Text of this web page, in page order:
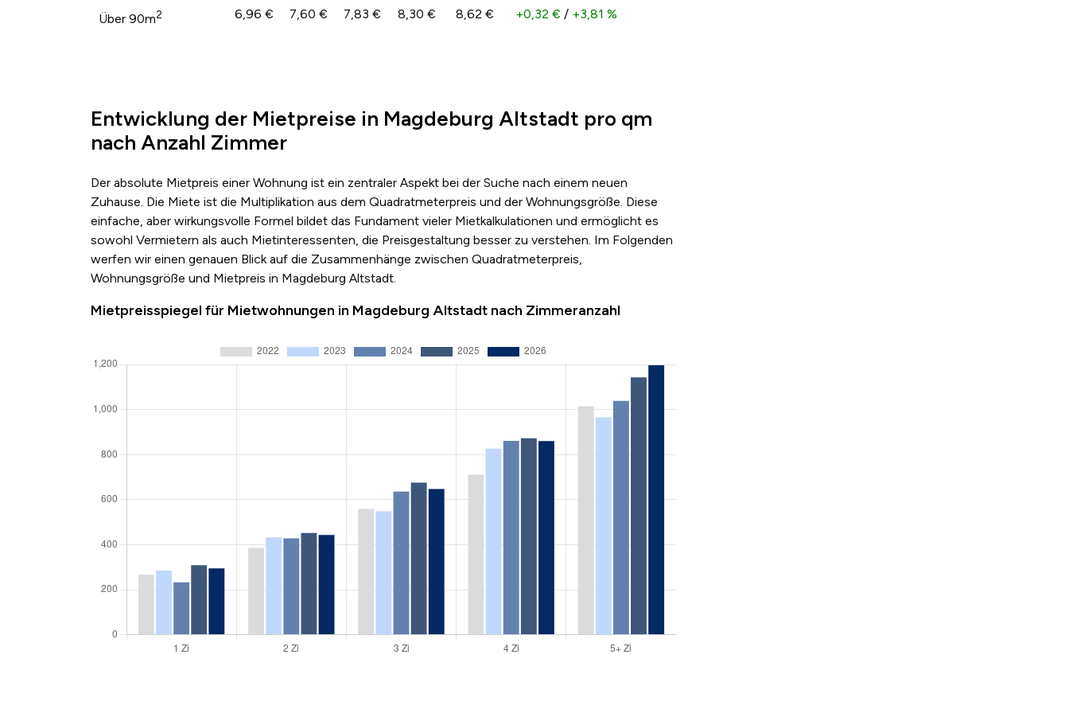
Über 90m2 6,96 € 7,60 € 7,83 € 8,30 € 8,62 € +0,32 € / +3,81 %
Entwicklung der Mietpreise in Magdeburg Altstadt pro qm
nach Anzahl Zimmer
Der absolute Mietpreis einer Wohnung ist ein zentraler Aspekt bei der Suche nach einem neuen
Zuhause. Die Miete ist die Multiplikation aus dem Quadratmeterpreis und der Wohnungsgröße. Diese
einfache, aber wirkungsvolle Formel bildet das Fundament vieler Mietkalkulationen und ermöglicht es
sowohl Vermietern als auch Mietinteressenten, die Preisgestaltung besser zu verstehen. Im Folgenden
werfen wir einen genauen Blick auf die Zusammenhänge zwischen Quadratmeterpreis,
Wohnungsgröße und Mietpreis in Magdeburg Altstadt.
Mietpreisspiegel für Mietwohnungen in Magdeburg Altstadt nach Zimmeranzahl